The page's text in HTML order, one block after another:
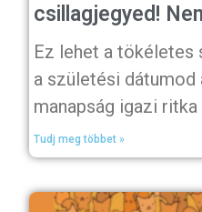
csillagjegyed!
Ez lehet a tökéletes
a születési dátumod
manapság igazi ritka
Tudj meg többet »